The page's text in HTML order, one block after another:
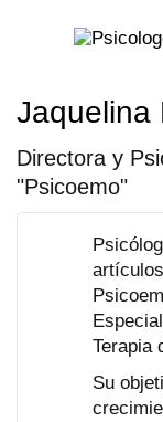
Jaquelina
Directora y
"Psicoemo"
Terapia
Su